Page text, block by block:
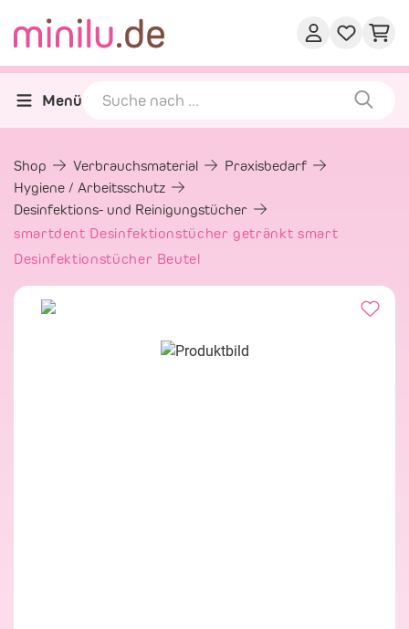
Menü
Shop Verbrauchsmaterial
Praxisbedarf
Hygiene / Arbeitsschutz
Desinfektions- und Reinigungstücher
smartdent Desinfektionstücher getränkt smart
Desinfektionstücher Beutel